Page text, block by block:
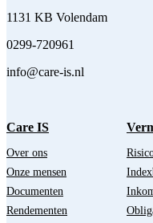
1131 KB Volendam
0299-720961
info@care-is.nl
Care IS
Over ons
Onze mensen
Documenten
Rendementen